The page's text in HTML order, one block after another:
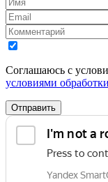
Соглашаюсь с
условиями
Отправить